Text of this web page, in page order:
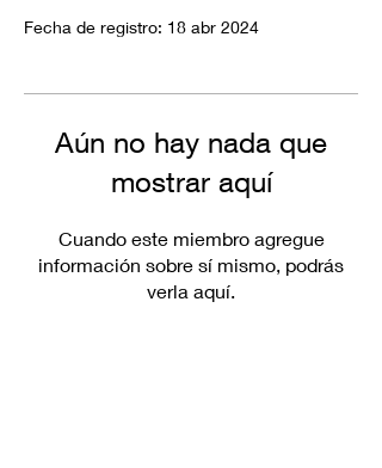
Fecha de registro: 18 abr 2024
Aún no hay nada que
mostrar aquí
Cuando este miembro agregue
información sobre sí mismo, podrás
verla aquí.